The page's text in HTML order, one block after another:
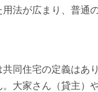
法が広まり、普通
同住宅の定義はあ
大家さん（貸主）